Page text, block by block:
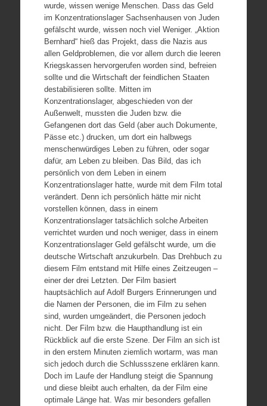
wurde, wissen wenige Menschen. Dass das Geld
im Konzentrationslager Sachsenhausen von Juden
gefälscht wurde, wissen noch viel Weniger. „Aktion
Bernhard“ hieß das Projekt, dass die Nazis aus
allen Geldproblemen, die vor allem durch die leeren
Kriegskassen hervorgerufen worden sind, befreien
sollte und die Wirtschaft der feindlichen Staaten
destabilisieren sollte. Mitten im
Konzentrationslager, abgeschieden von der
Außenwelt, mussten die Juden bzw. die
Gefangenen dort das Geld (aber auch Dokumente,
Pässe etc.) drucken, um dort ein halbwegs
menschenwürdiges Leben zu führen, oder sogar
dafür, am Leben zu bleiben. Das Bild, das ich
persönlich von dem Leben in einem
Konzentrationslager hatte, wurde mit dem Film total
verändert. Denn ich persönlich hätte mir nicht
vorstellen können, dass in einem
Konzentrationslager tatsächlich solche Arbeiten
verrichtet wurden und noch weniger, dass in einem
Konzentrationslager Geld gefälscht wurde, um die
deutsche Wirtschaft anzukurbeln. Das Drehbuch zu
diesem Film entstand mit Hilfe eines Zeitzeugen –
einer der drei Letzten. Der Film basiert
hauptsächlich auf Adolf Burgers Erinnerungen und
die Namen der Personen, die im Film zu sehen
sind, wurden umgeändert, die Personen jedoch
nicht. Der Film bzw. die Haupthandlung ist ein
Rückblick auf die erste Szene. Der Film an sich ist
in den erstem Minuten ziemlich wortarm, was man
sich jedoch durch die Schlussszene erklären kann.
Doch im Laufe der Handlung steigt die Spannung
und diese bleibt auch erhalten, da der Film eine
optimale Länge hat. Was mir besonders gefallen